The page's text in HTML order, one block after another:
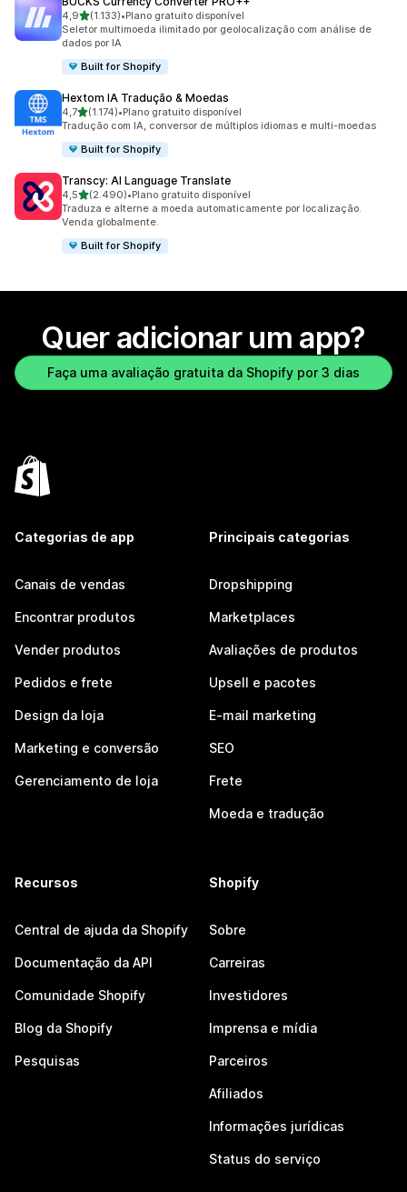
4,9de 5 estrelas
(1.133)
1133 avaliações ao todo
•Plano gratuito disponível
Seletor multimoeda ilimitado por geolocalização com análise de
dados por IA
Built for Shopify
Hextom IA Tradução & Moedas
4,7de 5 estrelas
(1.174)
1174 avaliações ao todo
•Plano gratuito disponível
Tradução com IA, conversor de múltiplos idiomas e multi-moedas
Built for Shopify
Transcy: AI Language Translate
4,5de 5 estrelas
(2.490)
2490 avaliações ao todo
•Plano gratuito disponível
Traduza e alterne a moeda automaticamente por localização.
Venda globalmente.
Built for Shopify
Quer adicionar um app?
Faça uma avaliação gratuita da Shopify por 3 dias
Categorias de app
Canais de vendas
Encontrar produtos
Vender produtos
Pedidos e frete
Design da loja
Marketing e conversão
Gerenciamento de loja
Principais categorias
Dropshipping
Marketplaces
Avaliações de produtos
Upsell e pacotes
E-mail marketing
SEO
Frete
Moeda e tradução
Recursos
Central de ajuda da Shopify
Documentação da API
Comunidade Shopify
Blog da Shopify
Pesquisas
Shopify
Sobre
Carreiras
Investidores
Imprensa e mídia
Parceiros
Afiliados
Informações jurídicas
Status do serviço